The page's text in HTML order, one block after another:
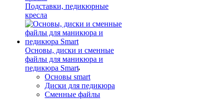
Подставки, педикюрные
кресла
Основы, диски и сменные
файлы для маникюра и
педикюра Smart
Основы smart
Диски для педикюра
Сменные файлы